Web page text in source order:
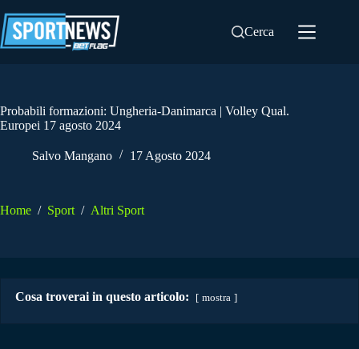
al
contenuto
Cerca
Probabili formazioni: Ungheria-Danimarca | Volley Qual.
Europei 17 agosto 2024
Salvo Mangano 17 Agosto 2024
Home / Sport / Altri Sport
Cosa troverai in questo articolo: mostra